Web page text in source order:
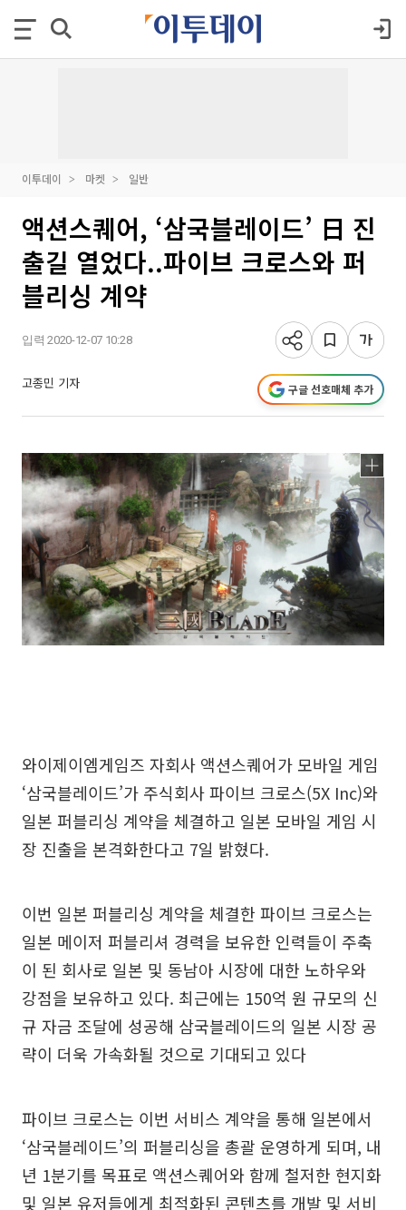
이투데이 마켓 일반
액션스퀘어, ‘삼국블레이드’ 日 진
출길 열었다..파이브 크로스와 퍼
블리싱 계약
입력 2020-12-07 10:28
고종민 기자 구글 선호매체 추가
와이제이엠게임즈 자회사 액션스퀘어가 모바일 게임
‘삼국블레이드’가 주식회사 파이브 크로스(5X Inc)와
일본 퍼블리싱 계약을 체결하고 일본 모바일 게임 시
장 진출을 본격화한다고 7일 밝혔다.
이번 일본 퍼블리싱 계약을 체결한 파이브 크로스는
일본 메이저 퍼블리셔 경력을 보유한 인력들이 주축
이 된 회사로 일본 및 동남아 시장에 대한 노하우와
강점을 보유하고 있다. 최근에는 150억 원 규모의 신
규 자금 조달에 성공해 삼국블레이드의 일본 시장 공
략이 더욱 가속화될 것으로 기대되고 있다
파이브 크로스는 이번 서비스 계약을 통해 일본에서
‘삼국블레이드’의 퍼블리싱을 총괄 운영하게 되며, 내
년 1분기를 목표로 액션스퀘어와 함께 철저한 현지화
및 일본 유저들에게 최적화된 콘텐츠를 개발 및 서비